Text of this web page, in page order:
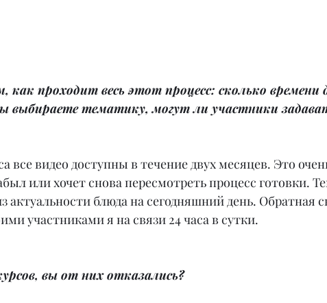
проходит весь этот процесс: сколько времени
выбираете тематику, могут ли участники
все видео доступны в течение двух месяцев. Это
или хочет снова пересмотреть процесс готовки.
актуальности блюда на сегодняшний день. Обратная
участниками я на связи 24 часа в сутки.
вы от них отказались?